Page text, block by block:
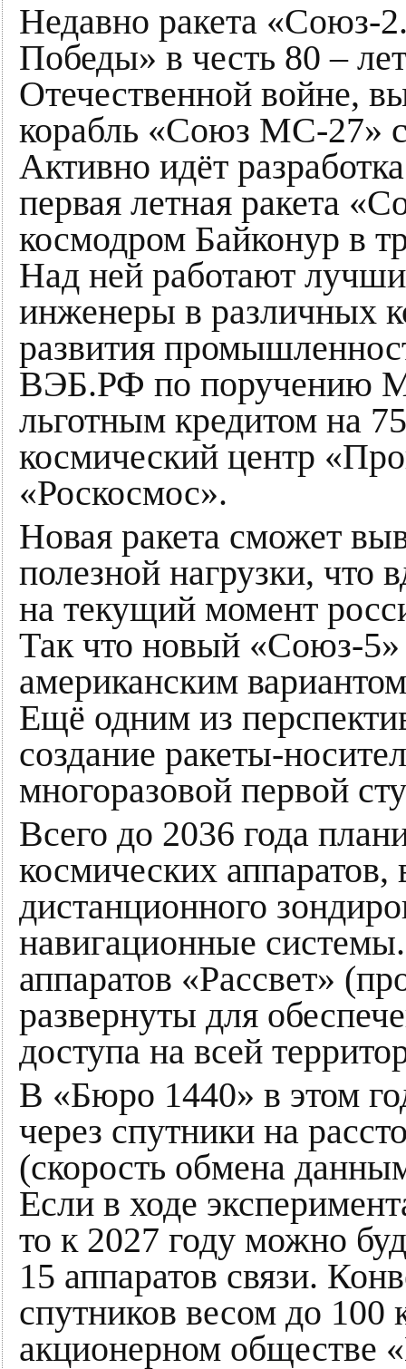
Недавно ракета «Союз-
Победы» в честь 80 –
Отечественной войне,
корабль «Союз МС-27»
Активно идёт
первая летная ракета
космодром Байконур в
Над ней работают
инженеры в различных
развития
ВЭБ.РФ по поручению
льготным кредитом на
космический центр
«Роскосмос».
Новая ракета сможет
полезной нагрузки, что
на текущий момент
Так что новый «Союз-5»
американским
Ещё одним из
создание ракеты-
многоразовой первой
Всего до 2036 года
космических
дистанционного
навигационные
аппаратов «Рассвет»
развернуты для
доступа на всей
В «Бюро 1440» в этом
через спутники на
(скорость обмена
Если в ходе
то к 2027 году можно
15 аппаратов связи.
спутников весом до
акционерном обществе